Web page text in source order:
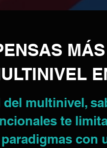
multinivel,
te
con